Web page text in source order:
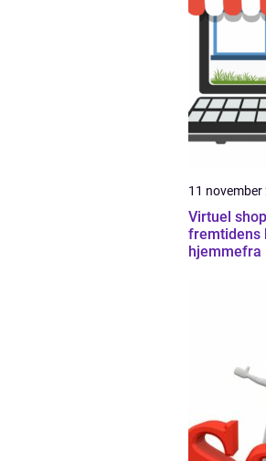
11 november
Virtuel
fremtidens
hjemmefra